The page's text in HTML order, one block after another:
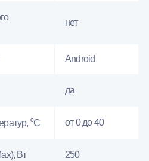
нет
Android
да
⁰С от 0 до 40
Вт 250